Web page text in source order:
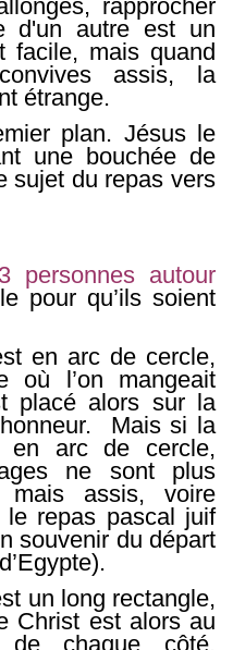
rapprocher
d'un autre est un
facile, mais quand
assis, la
étrange.
plan. Jésus le
une bouchée de
sujet du repas vers
autour
pour qu’ils soient
en arc de cercle,
où l’on mangeait
placé alors sur la
Mais si la
arc de cercle,
ne sont plus
mais assis, voire
le repas pascal juif
souvenir du départ
long rectangle,
Christ est alors au
chaque côté,